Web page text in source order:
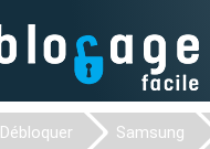
Débloquer Samsung